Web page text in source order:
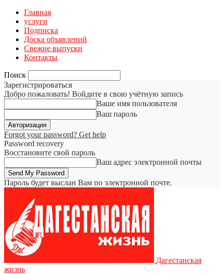
Главная
услуги
Подписка
Доска объявлений
Свежие выпуски
Контакты
Поиск
Зарегистрироваться
Добро пожаловать! Войдите в свою учётную запись
Ваше имя пользователя
Ваш пароль
Forgot your password? Get help
Password recovery
Восстановите свой пароль
Ваш адрес электронной почты
Пароль будет выслан Вам по электронной почте.
Дагестанская
жизнь